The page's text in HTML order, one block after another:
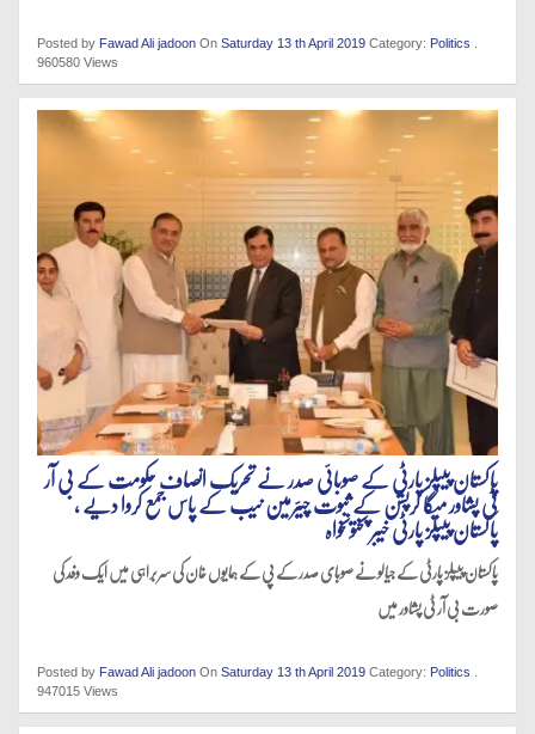
Posted by Fawad Ali jadoon On Saturday 13 th April 2019 Category: Politics
960580 Views
پاکستان پیپلز پارٹی کے صوبائی صدر نے تحریک انصاف حکومت کے بی آر
ٹی پشاور میگا کرپشن کے ثبوت چیئرمین نیب کے پاس جمع کروا دیے ،
پاکستان پیپلز پارٹی خیبر پختونخواہ
پاکستان پیپلز پارٹی کے جیالو نے صوبای صدر کے پی کے ہمایوں خان کی سربراہی میں ایک وفد کی
صورت بی آر ٹی پشاور میں
Posted by Fawad Ali jadoon On Saturday 13 th April 2019 Category: Politics
947015 Views